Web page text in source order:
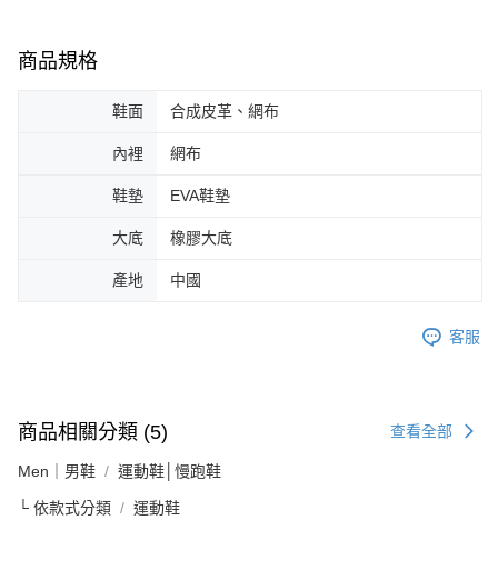
商品規格
鞋面 合成皮革、網布
內裡 網布
鞋墊 EVA鞋墊
大底 橡膠大底
產地 中國
客服
商品相關分類 (5) 查看全部
Men｜男鞋 運動鞋│慢跑鞋
└ 依款式分類 運動鞋